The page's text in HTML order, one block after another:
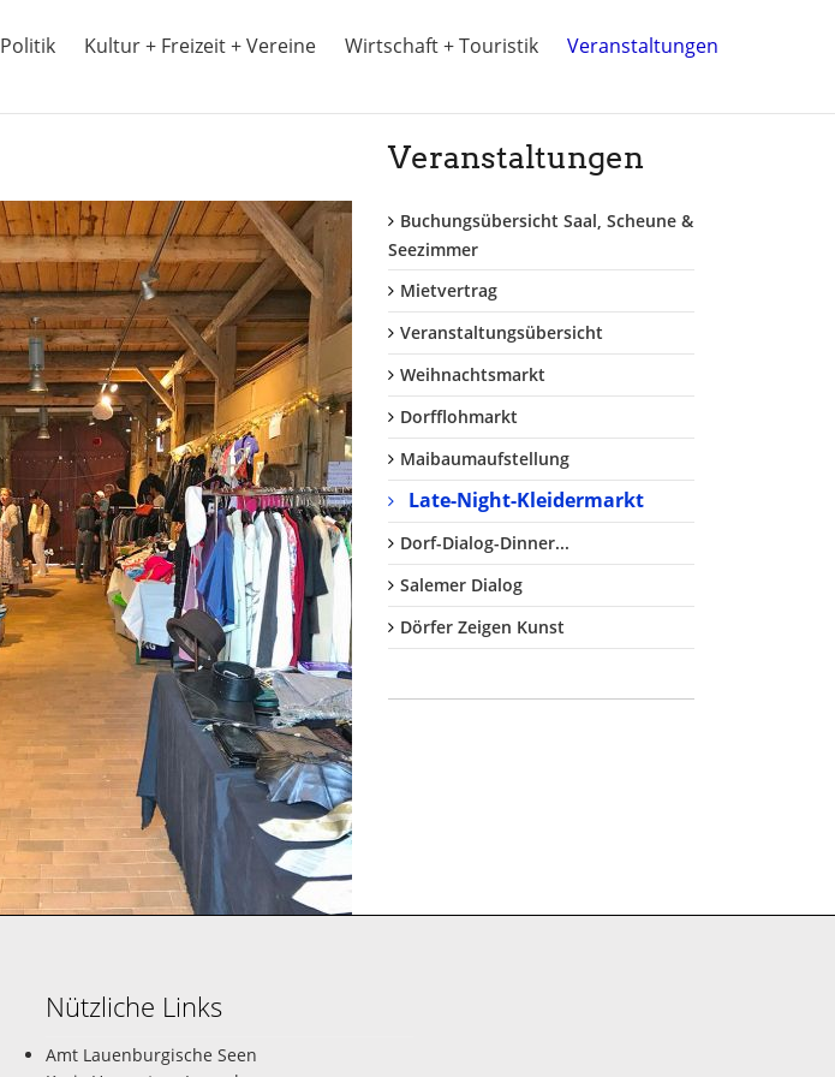
Politik Kultur + Freizeit + Vereine Wirtschaft + Touristik Veranstaltungen
Veranstaltungen
Buchungsübersicht Saal, Scheune &
Seezimmer
Mietvertrag
Veranstaltungsübersicht
Weihnachtsmarkt
Dorfflohmarkt
Maibaumaufstellung
Late-Night-Kleidermarkt
Dorf-Dialog-Dinner...
Salemer Dialog
Dörfer Zeigen Kunst
Nützliche Links
Amt Lauenburgische Seen